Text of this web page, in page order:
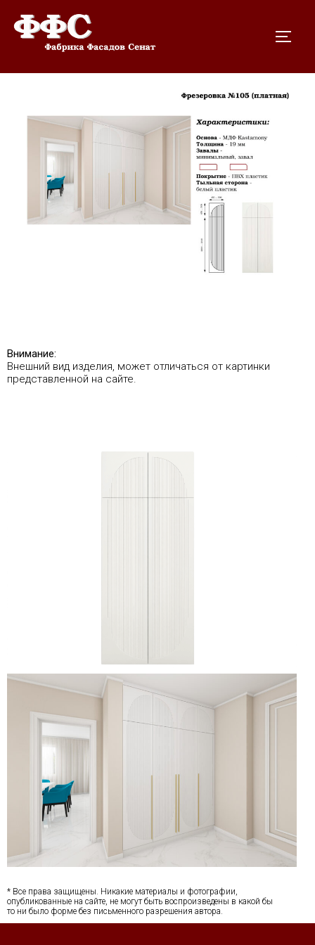
Внимание:
Внешний вид изделия, может отличаться от картинки
представленной на сайте.
* Все права защищены. Никакие материалы и фотографии,
опубликованные на сайте, не могут быть воспроизведены в какой бы
то ни было форме без письменного разрешения автора.